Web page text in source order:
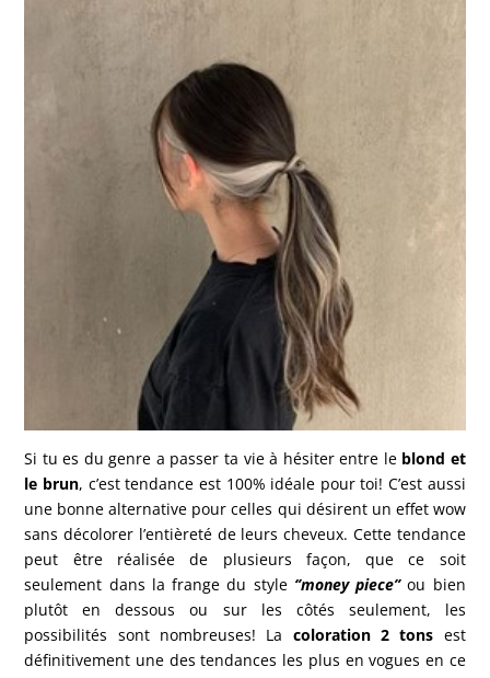
Si tu es du genre a passer ta vie à hésiter entre le blond et
le brun, c’est tendance est 100% idéale pour toi! C’est aussi
une bonne alternative pour celles qui désirent un effet wow
sans décolorer l’entièreté de leurs cheveux. Cette tendance
peut être réalisée de plusieurs façon, que ce soit
seulement dans la frange du style ‘’money piece’’ou bien
plutôt en dessous ou sur les côtés seulement, les
possibilités sont nombreuses! La coloration 2 tons est
définitivement une des tendances les plus en vogues en ce